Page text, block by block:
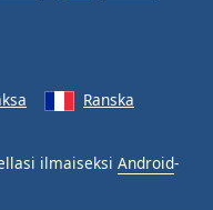
Ranska
ilmaiseksi Android-